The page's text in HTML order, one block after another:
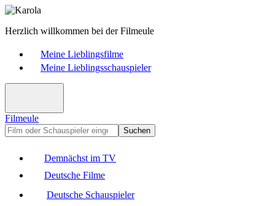
Herzlich willkommen bei der Filmeule
Meine Lieblingsfilme
Meine Lieblingsschauspieler
Filmeule
Suchen
Demnächst im TV
Deutsche Filme
Deutsche Schauspieler